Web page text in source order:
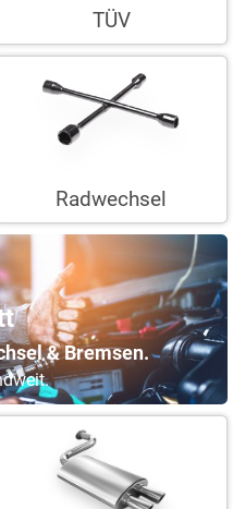
TÜV
Radwechsel
& Bremsen.